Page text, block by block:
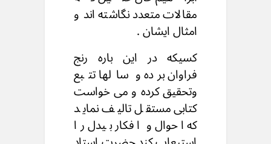
مقالات متعدد نگاشته اند و
امثال ایشان .
کسیکه در این باره رنج
فراوان برده و سالها تتبع
وتحقیق کرده و می خواست
کتابی مستقل تالیف نماید
که احوال و افکار بیدل را